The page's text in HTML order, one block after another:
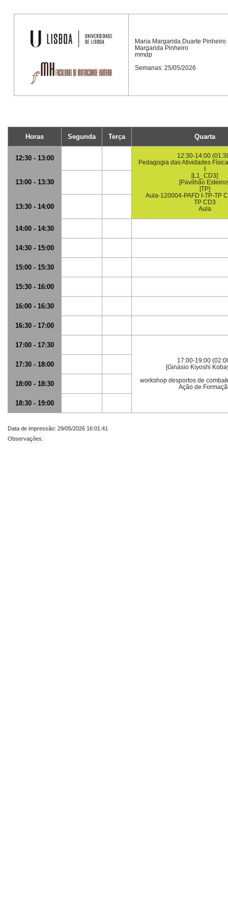
Maria Margarida Duarte Pinheiro
Margarida Pinheiro
mmdp
Semanas: 25/05/2026
Horas Segunda Terça Quarta
12:30 - 13:00
12:30-14:00
Pedagogia das Atividades
[L1_CD3]
[Pavilhão
[TP]
Aula-120004-PAFD I-TP-TP
TP CD3
Aula
13:00 - 13:30
13:30 - 14:00
14:00 - 14:30
14:30 - 15:00
15:00 - 15:30
15:30 - 16:00
16:00 - 16:30
16:30 - 17:00
17:00 - 17:30
17:00-19:00
[Ginásio Kiyoshi
workshop desportos de
Ação de
17:30 - 18:00
18:00 - 18:30
18:30 - 19:00
Data de impressão: 29/05/2026 16:01:41
Observações: